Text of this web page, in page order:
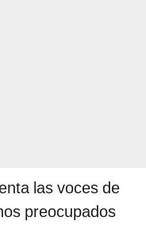
las voces de
preocupados